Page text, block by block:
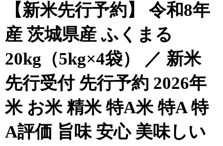
【新米先行予約】 令和8年
産 茨城県産 ふくまる
20kg（5kg×4袋） ／ 新米
先行受付 先行予約 2026年
米 お米 精米 特A米 特A 特
A評価 旨味 安心 美味しい